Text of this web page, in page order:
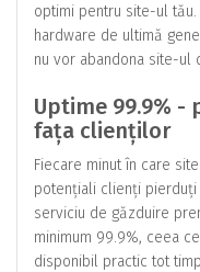
optimi pentru site-ul
hardware de ultimă
nu vor abandona site-ul
Uptime 99.9%
fața clienților
Fiecare minut în care
potențiali clienți pierduți
serviciu de găzduire
minimum 99.9%, ceea
disponibil practic tot